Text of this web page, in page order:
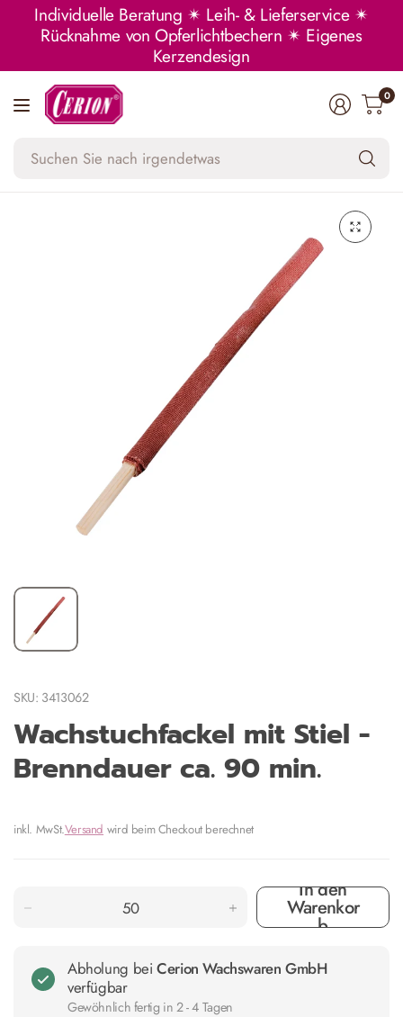
Individuelle Beratung ✴ Leih- & Lieferservice ✴
Rücknahme von Opferlichtbechern ✴ Eigenes
Kerzendesign
0
SKU: 3413062
Wachstuchfackel mit Stiel -
Brenndauer ca. 90 min.
inkl. MwSt.Versand wird beim Checkout berechnet
In den
Warenkor
b
Abholung beiCerion Wachswaren GmbH
verfügbar
Gewöhnlich fertig in 2 - 4 Tagen